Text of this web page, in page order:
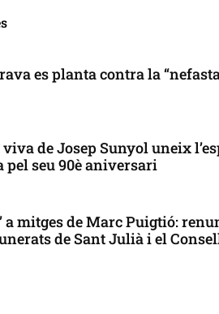
es planta contra la
de Josep Sunyol uneix
pel seu 90è aniversari
a mitges de Marc Puigtió:
de Sant Julià i el